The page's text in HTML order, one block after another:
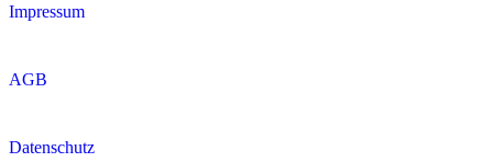
Impressum
AGB
Datenschutz